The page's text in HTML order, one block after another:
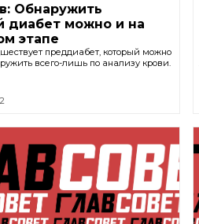
Обнаружить
диабет можно и на
этапе
преддиабет, который можно
всего-лишь по анализу крови.